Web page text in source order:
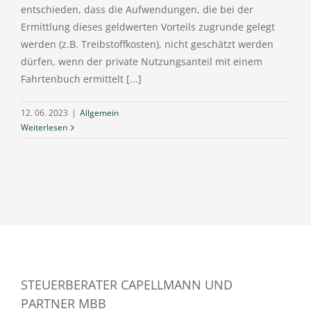
entschieden, dass die Aufwendungen, die bei der
Ermittlung dieses geldwerten Vorteils zugrunde gelegt
werden (z.B. Treibstoffkosten), nicht geschätzt werden
dürfen, wenn der private Nutzungsanteil mit einem
Fahrtenbuch ermittelt [...]
12. 06. 2023 | Allgemein
Weiterlesen
STEUERBERATER CAPELLMANN UND
PARTNER MBB